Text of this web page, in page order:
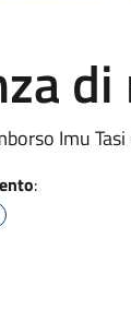
di
Imu Tasi
: